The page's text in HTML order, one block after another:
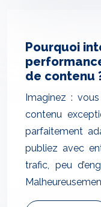
Pourquoi
de contenu
Imaginez :
contenu
parfaitement
publiez avec
trafic, peu